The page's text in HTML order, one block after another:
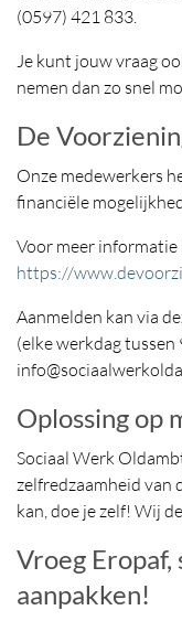
(0597) 421 833.
Je kunt jouw vraag
nemen dan zo snel
De
Onze medewerkers
financiële
Voor meer informatie
https://
Aanmelden kan via
(elke werkdag
Oplossing op
Sociaal Werk
zelfredzaamheid van
kan, doe je zelf! Wij
Vroeg Eropaf,
aanpakken!